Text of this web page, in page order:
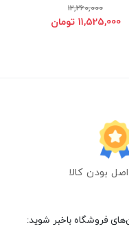
12,260,000
11,525,000 تومان
بودن کالا
فروشگاه باخبر شوید: